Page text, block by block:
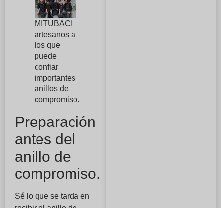
MITUBACI
artesanos a
los que
puede
confiar
importantes
anillos de
compromiso.
Preparación
antes del
anillo de
compromiso.
Sé lo que se tarda en